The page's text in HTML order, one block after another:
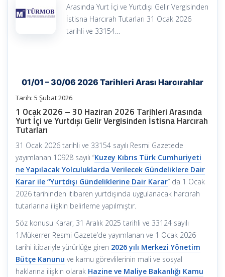
Arasında Yurt İçi ve Yurtdışı Gelir Vergisinden
İstisna Harcırah Tutarları 31 Ocak 2026
tarihli ve 33154…
01/01 – 30/06 2026 Tarihleri Arası Harcırahlar
Tarih: 5 Şubat 2026
1 Ocak 2026 – 30 Haziran 2026 Tarihleri Arasında
Yurt İçi ve Yurtdışı Gelir Vergisinden İstisna Harcırah
Tutarları
31 Ocak 2026 tarihli ve 33154 sayılı Resmi Gazetede
yayımlanan 10928 sayılı “Kuzey Kıbrıs Türk Cumhuriyeti
ne Yapılacak Yolculuklarda Verilecek Gündeliklere Dair
Karar ile “Yurtdışı Gündeliklerine Dair Karar” da 1 Ocak
2026 tarihinden itibaren yurtdışında uygulanacak harcırah
tutarlarına ilişkin belirleme yapılmıştır.
Söz konusu Karar, 31 Aralık 2025 tarihli ve 33124 sayılı
1.Mükerrer Resmi Gazete’de yayımlanan ve 1 Ocak 2026
tarihi itibariyle yürürlüğe giren 2026 yılı Merkezi Yönetim
Bütçe Kanunu ve kamu görevlilerinin mali ve sosyal
haklarına ilişkin olarak Hazine ve Maliye Bakanlığı Kamu